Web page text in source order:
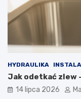
HYDRAULIKA
Jak odetkać zlew
14 lipca 2026